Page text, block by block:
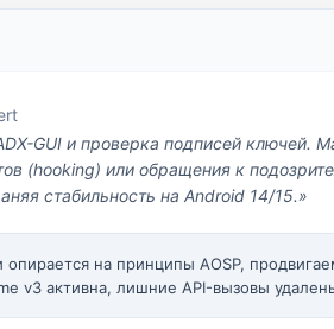
GUI и проверка подписей ключей.
(hooking) или обращения к
стабильность на Android 14/15.»
на принципы AOSP,
v3 активна, лишние API-вызовы